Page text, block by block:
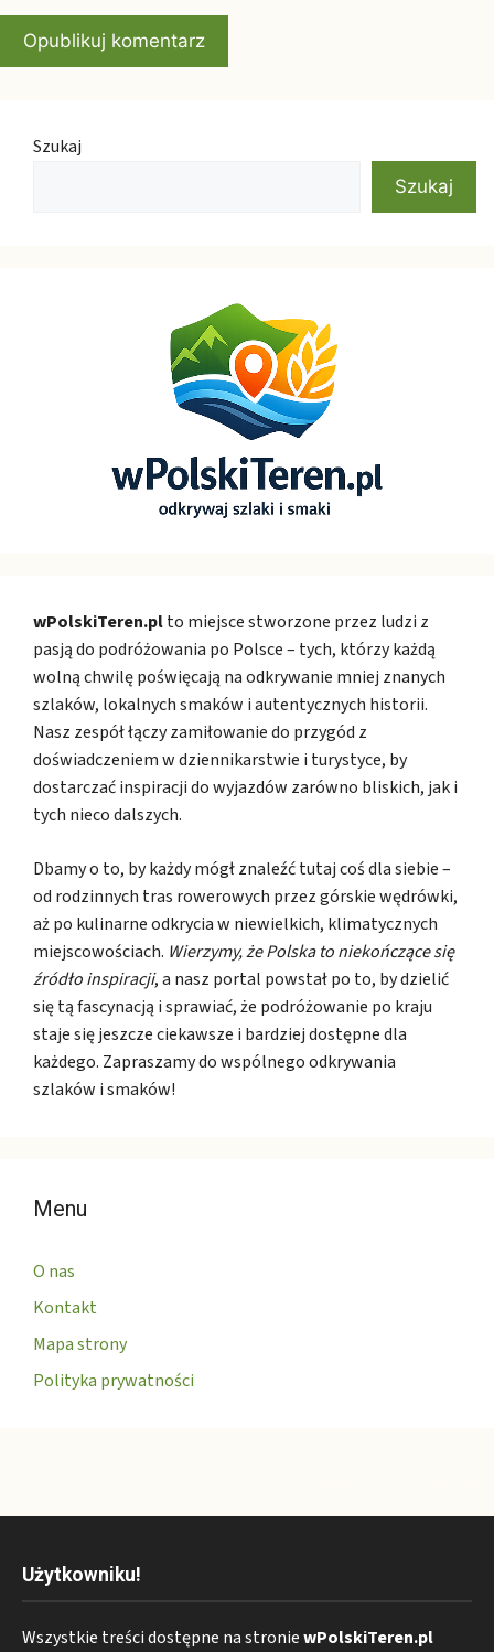
Szukaj
Szukaj
wPolskiTeren.plto miejsce stworzone przez ludzi z
pasją do podróżowania po Polsce – tych, którzy każdą
wolną chwilę poświęcają na odkrywanie mniej znanych
szlaków, lokalnych smaków i autentycznych historii.
Nasz zespół łączy zamiłowanie do przygód z
doświadczeniem w dziennikarstwie i turystyce, by
dostarczać inspiracji do wyjazdów zarówno bliskich, jak i
tych nieco dalszych.
Dbamy o to, by każdy mógł znaleźć tutaj coś dla siebie –
od rodzinnych tras rowerowych przez górskie wędrówki,
aż po kulinarne odkrycia w niewielkich, klimatycznych
miejscowościach. Wierzymy, że Polska to niekończące się
źródło inspiracji, a nasz portal powstał po to, by dzielić
się tą fascynacją i sprawiać, że podróżowanie po kraju
staje się jeszcze ciekawsze i bardziej dostępne dla
każdego. Zapraszamy do wspólnego odkrywania
szlaków i smaków!
Menu
O nas
Kontakt
Mapa strony
Polityka prywatności
Użytkowniku!
Wszystkie treści dostępne na stroniewPolskiTeren.pl